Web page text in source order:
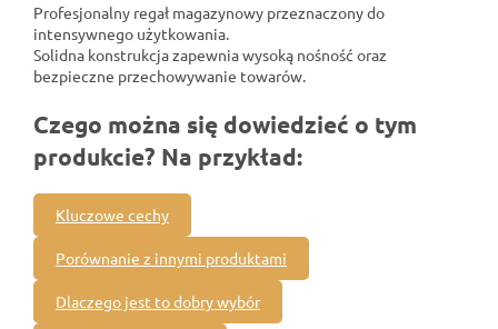
Profesjonalny regał magazynowy przeznaczony do
intensywnego użytkowania.
Solidna konstrukcja zapewnia wysoką nośność oraz
bezpieczne przechowywanie towarów.
Czego można się dowiedzieć o tym
produkcie? Na przykład:
Kluczowe cechy
Porównanie z innymi produktami
Dlaczego jest to dobry wybór